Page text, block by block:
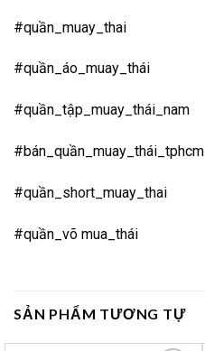
#quần_muay_thai
#quần_áo_muay_thái
#quần_tập_muay_thái_nam
#bán_quần_muay_thái_tphcm
#quần_short_muay_thai
#quần_võ mua_thái
SẢN PHẨM TƯƠNG TỰ